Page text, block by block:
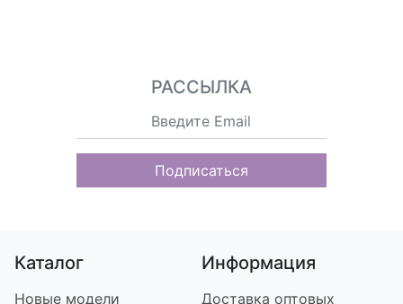
РАССЫЛКА
Подписаться
Каталог
Новые модели
Информация
Доставка оптовых